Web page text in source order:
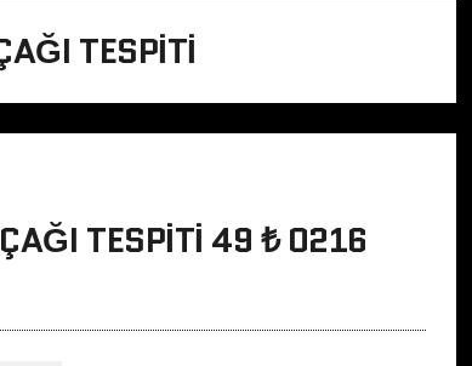
TESPITI
TESPITI 49 ₺ 0216